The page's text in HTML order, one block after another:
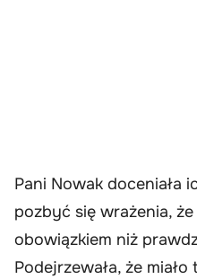
Pani Nowak doceniała
pozbyć się wrażenia,
obowiązkiem niż
Podejrzewała, że